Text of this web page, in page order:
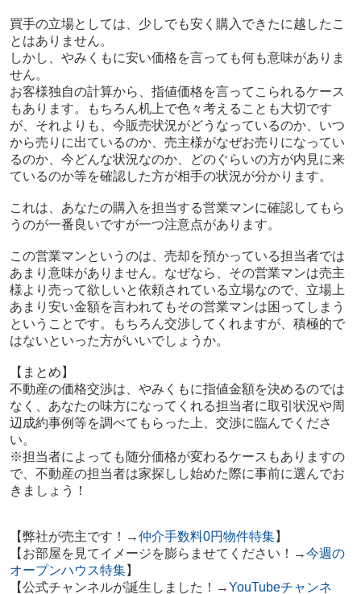
買手の立場としては、少しでも安く購入できたに越したこ
とはありません。
しかし、やみくもに安い価格を言っても何も意味がありま
せん。
お客様独自の計算から、指値価格を言ってこられるケース
もあります。もちろん机上で色々考えることも大切です
が、それよりも、今販売状況がどうなっているのか、いつ
から売りに出ているのか、売主様がなぜお売りになってい
るのか、今どんな状況なのか、どのぐらいの方が内見に来
ているのか等を確認した方が相手の状況が分かります。
これは、あなたの購入を担当する営業マンに確認してもら
うのが一番良いですが一つ注意点があります。
この営業マンというのは、売却を預かっている担当者では
あまり意味がありません。なぜなら、その営業マンは売主
様より売って欲しいと依頼されている立場なので、立場上
あまり安い金額を言われてもその営業マンは困ってしまう
ということです。もちろん交渉してくれますが、積極的で
はないといった方がいいでしょうか。
【まとめ】
不動産の価格交渉は、やみくもに指値金額を決めるのでは
なく、あなたの味方になってくれる担当者に取引状況や周
辺成約事例等を調べてもらった上、交渉に臨んでくださ
い。
※担当者によっても随分価格が変わるケースもありますの
で、不動産の担当者は家探しし始めた際に事前に選んでお
きましょう！
【弊社が売主です！→仲介手数料0円物件特集】
【お部屋を見てイメージを膨らませてください！→今週の
オープンハウス特集】
【公式チャンネルが誕生しました！→YouTubeチャンネ